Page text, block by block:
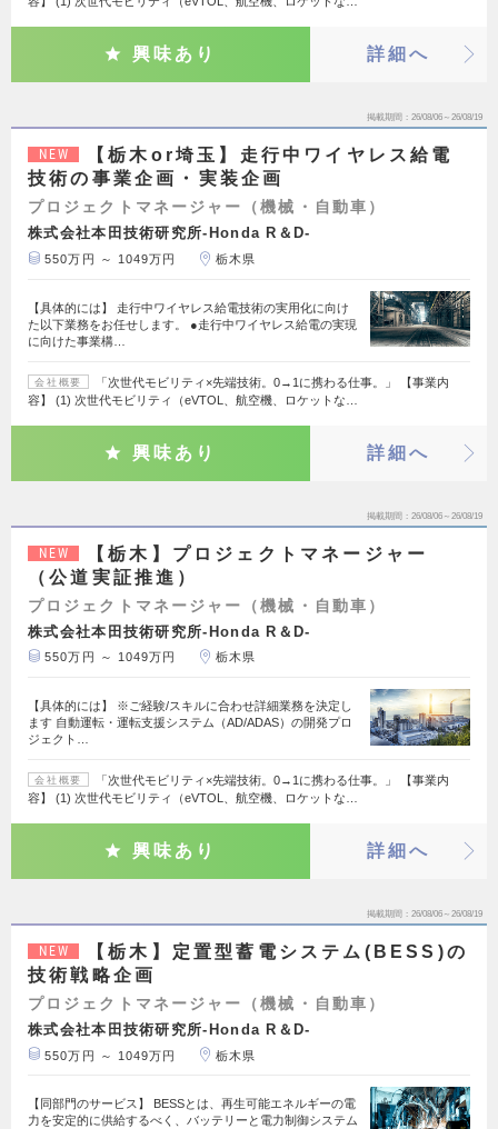
興味あり 詳細へ
掲載期間 26/08/06～26/08/19
NEW
【栃木or埼玉】走行中ワイヤレス給電
技術の事業企画・実装企画
プロジェクトマネージャー（機械・自動車）
株式会社本田技術研究所-Honda R＆D-
550万円 ～ 1049万円 栃木県
【具体的には】 走行中ワイヤレス給電技術の実用化に向け
た以下業務をお任せします。 ●走行中ワイヤレス給電の実現
に向けた事業構…
会社概要
「次世代モビリティ×先端技術。0→1に携わる仕事。」 【事業内
容】 (1) 次世代モビリティ（eVTOL、航空機、ロケットな…
興味あり 詳細へ
掲載期間 26/08/06～26/08/19
NEW
【栃木】プロジェクトマネージャー
（公道実証推進）
プロジェクトマネージャー（機械・自動車）
株式会社本田技術研究所-Honda R＆D-
550万円 ～ 1049万円 栃木県
【具体的には】 ※ご経験/スキルに合わせ詳細業務を決定し
ます 自動運転・運転支援システム（AD/ADAS）の開発プロ
ジェクト…
会社概要
「次世代モビリティ×先端技術。0→1に携わる仕事。」 【事業内
容】 (1) 次世代モビリティ（eVTOL、航空機、ロケットな…
興味あり 詳細へ
掲載期間 26/08/06～26/08/19
NEW
【栃木】定置型蓄電システム(BESS)の
技術戦略企画
プロジェクトマネージャー（機械・自動車）
株式会社本田技術研究所-Honda R＆D-
550万円 ～ 1049万円 栃木県
【同部門のサービス】 BESSとは、再生可能エネルギーの電
力を安定的に供給するべく、バッテリーと電力制御システム